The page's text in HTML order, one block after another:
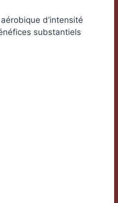
d’intensité
substantiels